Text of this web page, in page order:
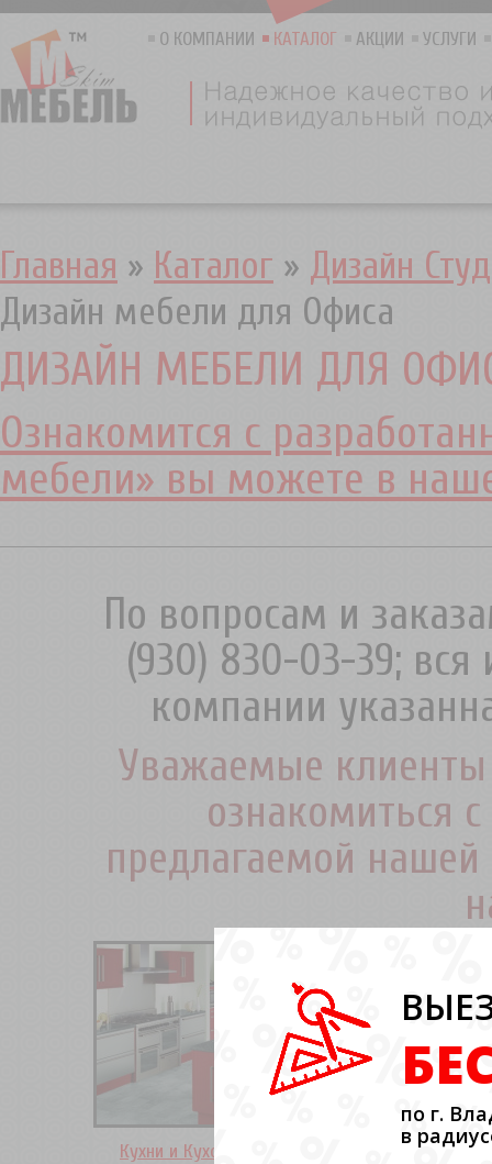
О КОМПАНИИ КАТАЛОГ АКЦИИ УСЛУГИ
Главная » Каталог » Дизайн
Дизайн мебели для Офиса
ДИЗАЙН МЕБЕЛИ ДЛЯ
Ознакомится с
мебели» вы можете в
По вопросам и
(930) 830-03-39;
компании
Уважаемые
ознакомиться
предлагаемой
Кухни и Кухонные гарнитуры
Дизайн
по г.
в